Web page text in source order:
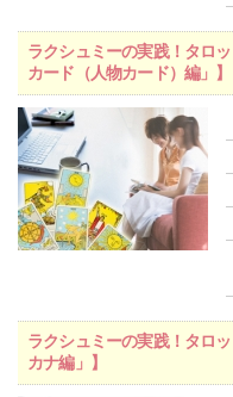
ラクシュミーの実践！タロ
カード（人物カード）編」】
ラクシュミーの実践！タロ
カナ編」】